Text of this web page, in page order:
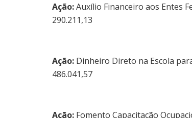
Ação:Auxílio Financeiro aos Entes
290.211,13
Ação: Dinheiro Direto na Escola
486.041,57
Ação: Fomento Capacitação